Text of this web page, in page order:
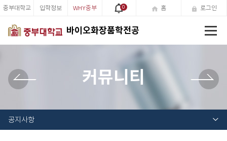
바이오화장품학전공
중부대학교 입학정보 WHY중부 0 홈 로그인
커뮤니티
공지사항